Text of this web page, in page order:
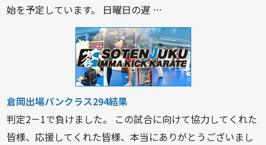
始を予定しています。 日曜日の遅 …
倉岡出場パンクラス294結果
判定2－1で負けました。 この試合に向けて協力してくれた
皆様、応援してくれた皆様、本当にありがとうございまし